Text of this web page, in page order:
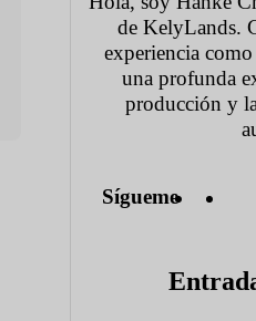
de KelyLands.
experiencia
una profunda
producción y
Sígueme